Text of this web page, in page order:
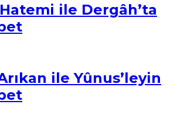
ile Dergâh’ta
ile Yûnus’leyin